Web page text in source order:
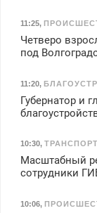
11:25,
Четверо
под
11:20,
Губернатор и
10:30, ТРАНСПОРТ
Масштабный
сотрудники
10:06,